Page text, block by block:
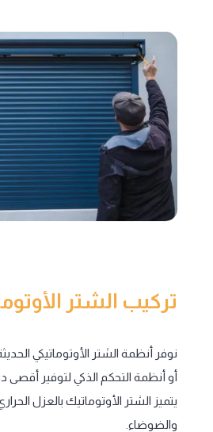
تركيب الشتر
نوفر أنظمة الشتر الأوتوماتيكي
أو أنظمة التحكم الذكي لتوفير أقصى
يتميز الشتر الأوتوماتيك بالعزل
والضوضاء.